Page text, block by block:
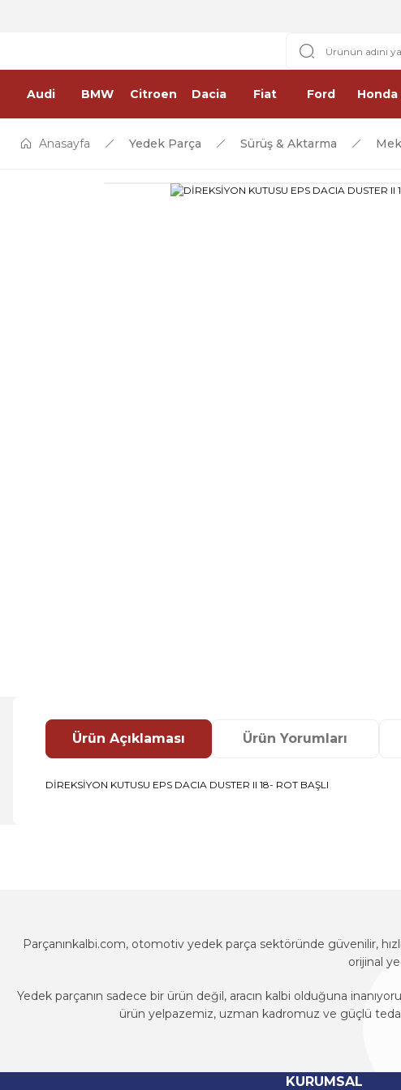
Audi BMW Citroen Dacia Fiat Ford Honda
Anasayfa Yedek Parça Sürüş & Aktarma
Ürün Açıklaması Ürün Yorumları
DİREKSİYON KUTUSU EPS DACIA DUSTER II 18- ROT BAŞLI
Ürün fiyatı diğer sitelerden daha pahalı.
Parçanınkalbi.com, otomotiv yedek parça sektöründe güvenilir,
orijinal
Yedek parçanın sadece bir ürün değil, aracın kalbi olduğuna
ürün yelpazemiz, uzman kadromuz ve güçlü
Parçanınkalbi.com, otomotiv yedek parça sektöründe güvenilir,
KURUMSAL